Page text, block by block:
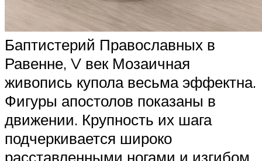
Баптистерий Православных в
Равенне, V век Мозаичная
живопись купола весьма эффектна.
Фигуры апостолов показаны в
движении. Крупность их шага
подчеркивается широко
расставленными ногами и изгибом